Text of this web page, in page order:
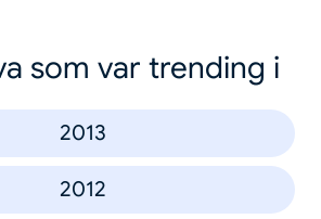
som var trending i
2013
2012